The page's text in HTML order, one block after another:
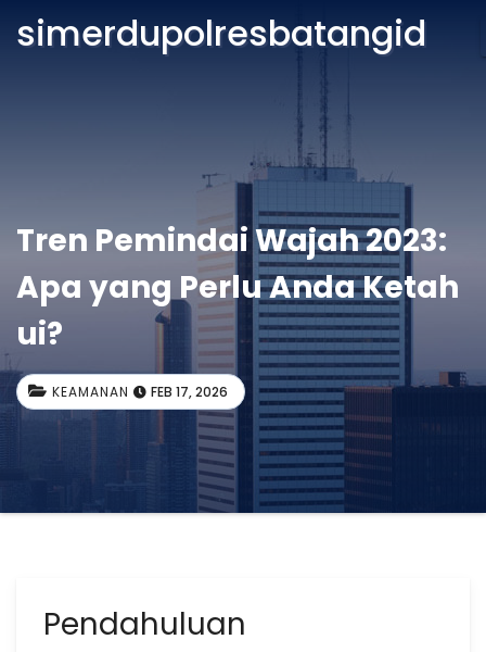
simerdupolresbatangid
Tren Pemindai Wajah 2023:
Apa yang Perlu Anda Ketah
ui?
KEAMANAN FEB 17, 2026
Pendahuluan